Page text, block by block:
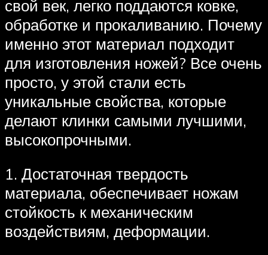
свой век, легко поддаются ковке,
обработке и прокаливанию. Почему
именно этот материал подходит
для изготовления ножей? Все очень
просто, у этой стали есть
уникальные свойства, которые
делают клинки самыми лучшими,
высокопрочными.
1. Достаточная твердость
материала, обеспечивает ножам
стойкость к механическим
воздействиям, деформации.